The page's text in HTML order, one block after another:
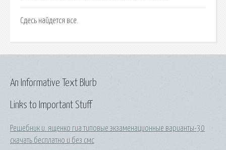
Сдесь найдется все.
Links to Important Stuff
Решебник и. ященко гиа типовые экзаменационные варианты-30
скачать бесплатно и без смс
An Informative Text Blurb